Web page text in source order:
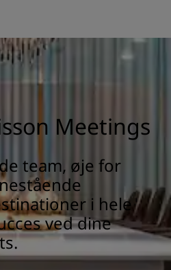
Meetings
team, øje for
i hele
ved dine